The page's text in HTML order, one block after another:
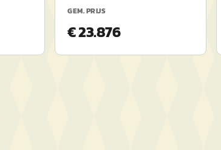
GEM. PRIJS
€ 23.876